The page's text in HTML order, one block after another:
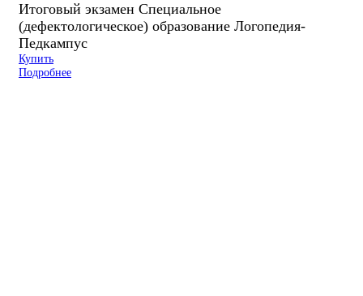
Итоговый экзамен Специальное
(дефектологическое) образование Логопедия-
Педкампус
Купить
Подробнее